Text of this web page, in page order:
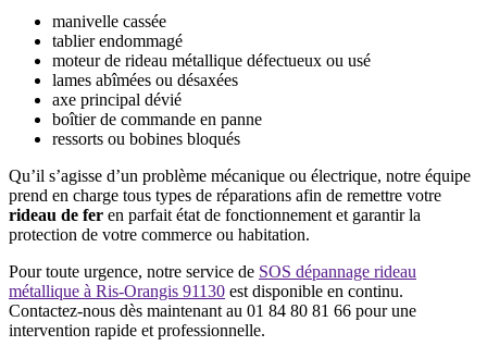
manivelle cassée
tablier endommagé
moteur de rideau métallique défectueux ou usé
lames abîmées ou désaxées
axe principal dévié
boîtier de commande en panne
ressorts ou bobines bloqués
Qu’il s’agisse d’un problème mécanique ou électrique, notre équipe
prend en charge tous types de réparations afin de remettre votre
rideau de fer en parfait état de fonctionnement et garantir la
protection de votre commerce ou habitation.
Pour toute urgence, notre service de SOS dépannage rideau
métallique à Ris-Orangis 91130 est disponible en continu.
Contactez-nous dès maintenant au 01 84 80 81 66 pour une
intervention rapide et professionnelle.